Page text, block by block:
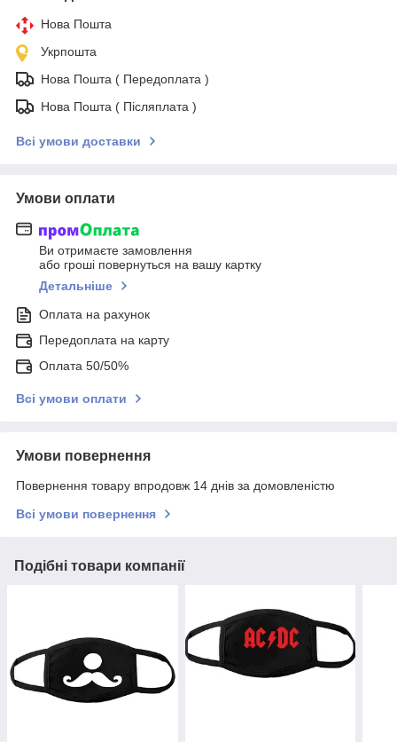
Нова Пошта
Укрпошта
Нова Пошта ( Передоплата )
Нова Пошта ( Післяплата )
Всі умови доставки
Умови оплати
Ви отримаєте замовлення
або гроші повернуться на вашу картку
Детальніше
Оплата на рахунок
Передоплата на карту
Оплата 50/50%
Всі умови оплати
Умови повернення
Повернення товару впродовж 14 днів за домовленістю
Всі умови повернення
Подібні товари компанії